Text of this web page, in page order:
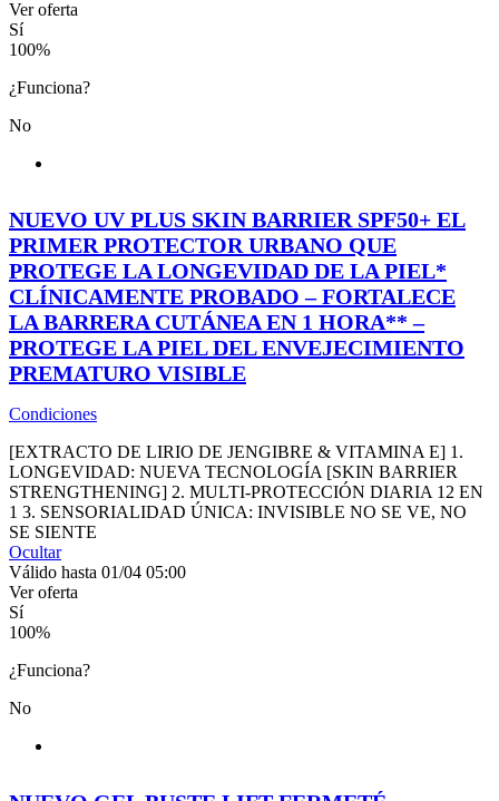
Ver oferta
Sí
100%
¿Funciona?
No
NUEVO UV PLUS SKIN BARRIER SPF50+ EL
PRIMER PROTECTOR URBANO QUE
PROTEGE LA LONGEVIDAD DE LA PIEL*
CLÍNICAMENTE PROBADO – FORTALECE
LA BARRERA CUTÁNEA EN 1 HORA** –
PROTEGE LA PIEL DEL ENVEJECIMIENTO
PREMATURO VISIBLE
Condiciones
[EXTRACTO DE LIRIO DE JENGIBRE & VITAMINA E] 1.
LONGEVIDAD: NUEVA TECNOLOGÍA [SKIN BARRIER
STRENGTHENING] 2. MULTI-PROTECCIÓN DIARIA 12 EN
1 3. SENSORIALIDAD ÚNICA: INVISIBLE NO SE VE, NO
SE SIENTE
Ocultar
Válido hasta 01/04 05:00
Ver oferta
Sí
100%
¿Funciona?
No